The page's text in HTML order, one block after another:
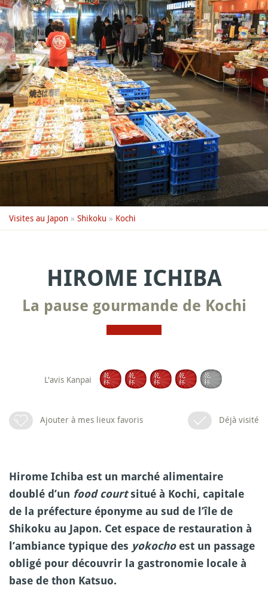
Visites au Japon » Shikoku » Kochi
HIROME ICHIBA
La pause gourmande de Kochi
L'avis Kanpai
Ajouter à mes lieux favoris Déjà visité
Hirome Ichiba est un marché alimentaire
doublé d’un food courtsitué à Kochi, capitale
de la préfecture éponyme au sud de l’île de
Shikoku au Japon. Cet espace de restauration à
l’ambiance typique des yokochoest un passage
obligé pour découvrir la gastronomie locale à
base de thon Katsuo.